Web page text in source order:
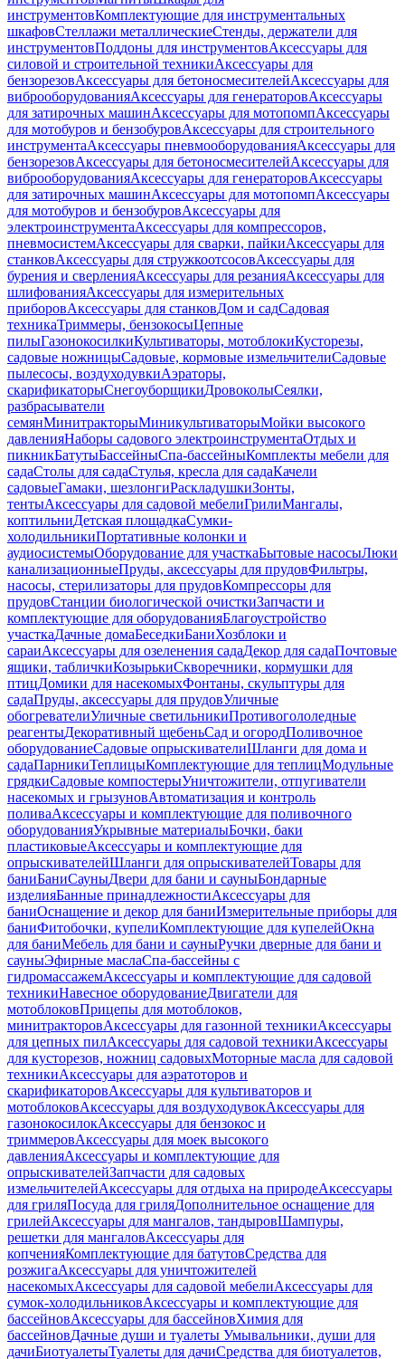
инструментовКомплектующие для инструментальных
шкафовСтеллажи металлическиеСтенды, держатели для
инструментовПоддоны для инструментовАксессуары для
силовой и строительной техникиАксессуары для
бензорезовАксессуары для бетоносмесителейАксессуары для
виброоборудованияАксессуары для генераторовАксессуары
для затирочных машинАксессуары для мотопомпАксессуары
для мотобуров и бензобуровАксессуары для строительного
инструментаАксессуары пневмооборудованияАксессуары для
бензорезовАксессуары для бетоносмесителейАксессуары для
виброоборудованияАксессуары для генераторовАксессуары
для затирочных машинАксессуары для мотопомпАксессуары
для мотобуров и бензобуровАксессуары для
электроинструментаАксессуары для компрессоров,
пневмосистемАксессуары для сварки, пайкиАксессуары для
станковАксессуары для стружкоотсосовАксессуары для
бурения и сверленияАксессуары для резанияАксессуары для
шлифованияАксессуары для измерительных
приборовАксессуары для станковДом и садСадовая
техникаТриммеры, бензокосыЦепные
пилыГазонокосилкиКультиваторы, мотоблокиКусторезы,
садовые ножницыСадовые, кормовые измельчителиСадовые
пылесосы, воздуходувкиАэраторы,
скарификаторыСнегоуборщикиДровоколыСеялки,
разбрасыватели
семянМинитракторыМиникультиваторыМойки высокого
давленияНаборы садового электроинструментаОтдых и
пикникБатутыБассейныСпа-бассейныКомплекты мебели для
садаСтолы для садаСтулья, кресла для садаКачели
садовыеГамаки, шезлонгиРаскладушкиЗонты,
тентыАксессуары для садовой мебелиГрилиМангалы,
коптильниДетская площадкаСумки-
холодильникиПортативные колонки и
аудиосистемыОборудование для участкаБытовые насосыЛюки
канализационныеПруды, аксессуары для прудовФильтры,
насосы, стерилизаторы для прудовКомпрессоры для
прудовСтанции биологической очисткиЗапчасти и
комплектующие для оборудованияБлагоустройство
участкаДачные домаБеседкиБаниХозблоки и
сараиАксессуары для озеленения садаДекор для садаПочтовые
ящики, табличкиКозырькиСкворечники, кормушки для
птицДомики для насекомыхФонтаны, скульптуры для
садаПруды, аксессуары для прудовУличные
обогревателиУличные светильникиПротивогололедные
реагентыДекоративный щебеньСад и огородПоливочное
оборудованиеСадовые опрыскивателиШланги для дома и
садаПарникиТеплицыКомплектующие для теплицМодульные
грядкиСадовые компостерыУничтожители, отпугиватели
насекомых и грызуновАвтоматизация и контроль
поливаАксессуары и комплектующие для поливочного
оборудованияУкрывные материалыБочки, баки
пластиковыеАксессуары и комплектующие для
опрыскивателейШланги для опрыскивателейТовары для
баниБаниСауныДвери для бани и сауныБондарные
изделияБанные принадлежностиАксессуары для
баниОснащение и декор для баниИзмерительные приборы для
баниФитобочки, купелиКомплектующие для купелейОкна
для баниМебель для бани и сауныРучки дверные для бани и
сауныЭфирные маслаСпа-бассейны с
гидромассажемАксессуары и комплектующие для садовой
техникиНавесное оборудованиеДвигатели для
мотоблоковПрицепы для мотоблоков,
минитракторовАксессуары для газонной техникиАксессуары
для цепных пилАксессуары для садовой техникиАксессуары
для кусторезов, ножниц садовыхМоторные масла для садовой
техникиАксессуары для аэратоторов и
скарификаторовАксессуары для культиваторов и
мотоблоковАксессуары для воздуходувокАксессуары для
газонокосилокАксессуары для бензокос и
триммеровАксессуары для моек высокого
давленияАксессуары и комплектующие для
опрыскивателейЗапчасти для садовых
измельчителейАксессуары для отдыха на природеАксессуары
для гриляПосуда для гриляДополнительное оснащение для
грилейАксессуары для мангалов, тандыровШампуры,
решетки для мангаловАксессуары для
копченияКомплектующие для батутовСредства для
розжигаАксессуары для уничтожителей
насекомыхАксессуары для садовой мебелиАксессуары для
сумок-холодильниковАксессуары и комплектующие для
бассейновАксессуары для бассейновХимия для
бассейновДачные души и туалеты Умывальники, души для
дачиБиотуалетыТуалеты для дачиСредства для биотуалетов,